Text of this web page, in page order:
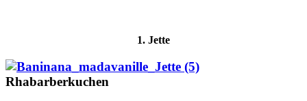
1. Jette
Rhabarberkuchen